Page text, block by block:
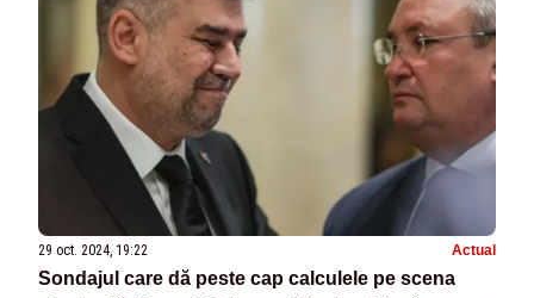
29 oct. 2024, 19:22 Actual
Sondajul care dă peste cap calculele pe scena